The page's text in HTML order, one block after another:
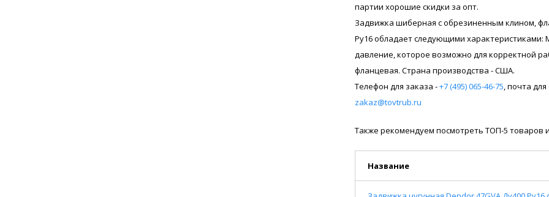
партии хорошие скидки за опт.
Задвижка шиберная с обрезиненным клином,
Ру16 обладает следующими характеристиками:
давление, которое возможно для корректной
фланцевая. Страна производства - США.
Телефон для заказа -+7 (495) 065-46-75 , почта
zakaz@tovtrub.ru
Также рекомендуем посмотреть ТОП-5 товаров
Название